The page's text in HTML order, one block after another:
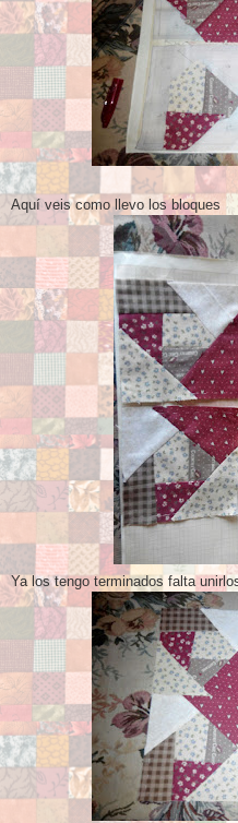
Aquí veis como llevo los bloques
Ya los tengo